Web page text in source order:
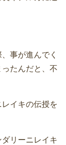
事が進んでく
たんだと、不
イキの伝授を
リーニレイキ